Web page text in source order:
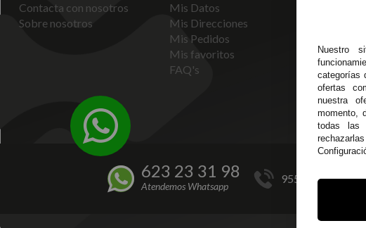
Contacta con nosotros
Sobre nosotros
Mis Datos
Mis Direcciones
Mis Pedidos
Mis favoritos
FAQ's
Entregas y
Pago Seguro
Terminos y
Condiciones
Políticas de
623 23 31 98
Atendemos Whatsapp
955 44 45 43/
Nuestro
categorías
ofertas
nuestra
momento,
todas las